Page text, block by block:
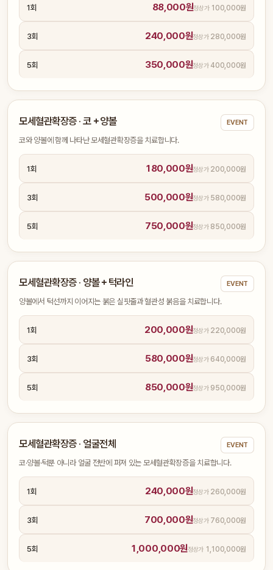
1회 88,000원 100,000원
3회 240,000원 280,000원
5회 350,000원 400,000원
모세혈관확장증 · 코＋양볼 EVENT
코와 양볼에 함께 나타난 모세혈관확장증을 치료합니다.
1회 180,000원 200,000원
3회 500,000원 580,000원
5회 750,000원 850,000원
모세혈관확장증 · 양볼＋턱라인 EVENT
양볼에서 턱선까지 이어지는 붉은 실핏줄과 혈관성 붉음을 치료합니다.
1회 200,000원 220,000원
3회 580,000원 640,000원
5회 850,000원 950,000원
모세혈관확장증 · 얼굴전체 EVENT
코·양볼·턱뿐 아니라 얼굴 전반에 퍼져 있는 모세혈관확장증을 치료합니다.
1회 240,000원 260,000원
3회 700,000원 760,000원
5회 1,000,000원 1,100,000원